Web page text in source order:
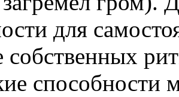
для
собственных
способности